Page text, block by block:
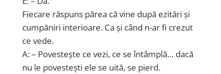
Fiecare răspuns părea că vine după ezitări și
cumpăniri interioare. Ca și când n-ar fi crezut
ce vede.
A: – Povestește ce vezi, ce se întâmplă… dacă
nu le povestești ele se uită, se pierd.